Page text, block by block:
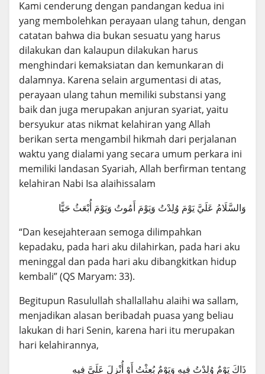
Kami cenderung dengan pandangan kedua ini
yang membolehkan perayaan ulang tahun, dengan
catatan bahwa dia bukan sesuatu yang harus
dilakukan dan kalaupun dilakukan harus
menghindari kemaksiatan dan kemunkaran di
dalamnya. Karena selain argumentasi di atas,
perayaan ulang tahun memiliki substansi yang
baik dan juga merupakan anjuran syariat, yaitu
bersyukur atas nikmat kelahiran yang Allah
berikan serta mengambil hikmah dari perjalanan
waktu yang dialami yang secara umum perkara ini
memiliki landasan Syariah, Allah berfirman tentang
kelahiran Nabi Isa alaihissalam
وَالسَّلَامُ عَلَيَّ يَوْمَ وُلِدْتُ وَيَوْمَ أَمُوتُ وَيَوْمَ أُبْعَثُ حَيًّا
“Dan kesejahteraan semoga dilimpahkan
kepadaku, pada hari aku dilahirkan, pada hari aku
meninggal dan pada hari aku dibangkitkan hidup
kembali” (QS Maryam: 33).
Begitupun Rasulullah shallallahu alaihi wa sallam,
menjadikan alasan beribadah puasa yang beliau
lakukan di hari Senin, karena hari itu merupakan
hari kelahirannya,
ذَاكَ يَوْمٌ وُلِدْتُ فِيهِ وَيَوْمٌ بُعِثْتُ أَوْ أُنْزِلَ عَلَىَّ فِيهِ